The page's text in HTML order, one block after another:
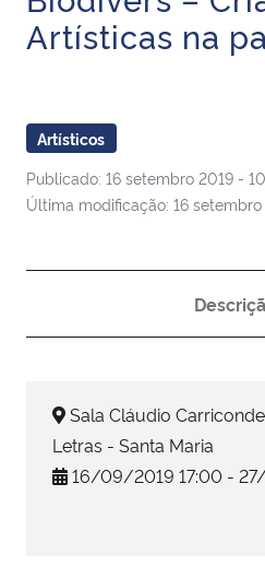
Ministério da Cidadania
Ministério de Minas e Energia
Ministério da Ciência, Tecnologia,
Controladoria-Geral da União
Ministério da Mulher, da Família e dos
Artísticas na
Artísticos
Publicado: 16 setembro 2019 -
Última modificação: 16
Sala Cláudio
Letras - Santa Maria
16/09/2019 17:00 -